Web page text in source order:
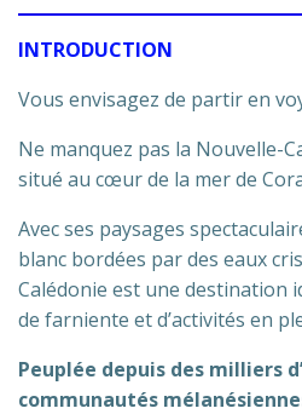
INTRODUCTION
Vous envisagez de partir en
Ne manquez pas la Nouvelle-
situé au cœur de la mer de
Avec ses paysages
blanc bordées par des eaux
Calédonie est une destination
de farniente et d’activités en
Peuplée depuis des milliers
communautés